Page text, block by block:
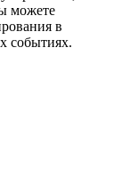
можете
в
событиях.